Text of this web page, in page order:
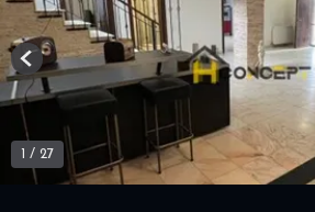
/ 27
Previous